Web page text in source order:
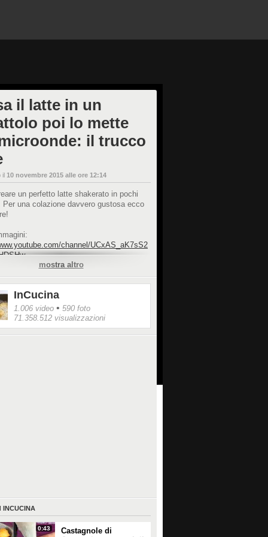
il latte in un
poi lo mette
il trucco
il 10 novembre 2015 alle ore 12:14
un perfetto latte shakerato in pochi
Per una colazione davvero gustosa ecco
channel/UCxAS_aK7sS2
mostra altro
InCucina
1.006 video • 590 foto
71.358.512 visualizzazioni
INCUCINA
0:43
Castagnole di